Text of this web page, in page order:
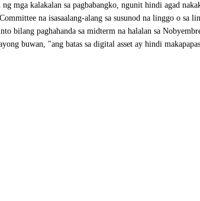
mga kalakalan sa pagbabangko, ngunit hindi agad
na isasaalang-alang sa susunod na linggo o sa
bilang paghahanda sa midterm na halalan sa
buwan, "ang batas sa digital asset ay hindi